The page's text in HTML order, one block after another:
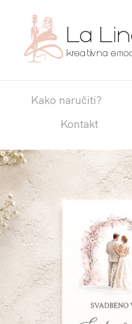
Kako naručiti?
Kontakt